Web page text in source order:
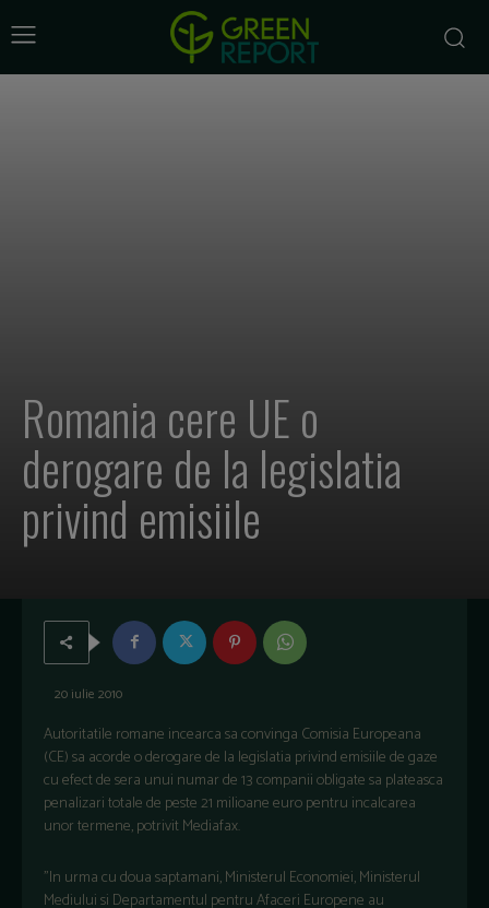
Romania cere UE o
derogare de la legislatia
privind emisiile
20 iulie 2010
Autoritatile romane incearca sa convinga Comisia Europeana
(CE) sa acorde o derogare de la legislatia privind emisiile de gaze
cu efect de sera unui numar de 13 companii obligate sa plateasca
penalizari totale de peste 21 milioane euro pentru incalcarea
unor termene, potrivit Mediafax.
"In urma cu doua saptamani, Ministerul Economiei, Ministerul
Mediului si Departamentul pentru Afaceri Europene au